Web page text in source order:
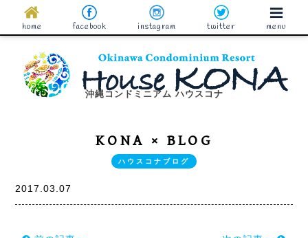
home facebook instagram twitter menu
沖縄コンドミニアム ハウスコナ
KONA × BLOG
ハウスコナブログ
2017.03.07